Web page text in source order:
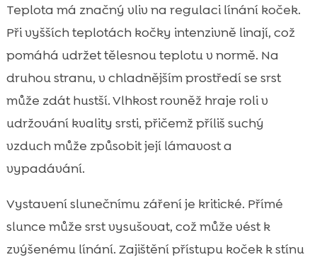
Teplota má značný vliv na regulaci línání koček.
Při vyšších teplotách kočky intenzivně linají, což
pomáhá udržet tělesnou teplotu v normě. Na
druhou stranu, v chladnějším prostředí se srst
může zdát hustší. Vlhkost rovněž hraje roli v
udržování kvality srsti, přičemž příliš suchý
vzduch může způsobit její lámavost a
vypadávání.
Vystavení slunečnímu záření je kritické. Přímé
slunce může srst vysušovat, což může vést k
zvýšenému línání. Zajištění přístupu koček k stínu